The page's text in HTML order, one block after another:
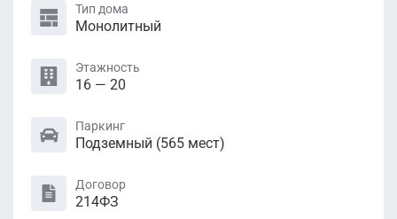
Тип дома
Монолитный
Этажность
16 — 20
Паркинг
Подземный (565 мест)
Договор
214ФЗ